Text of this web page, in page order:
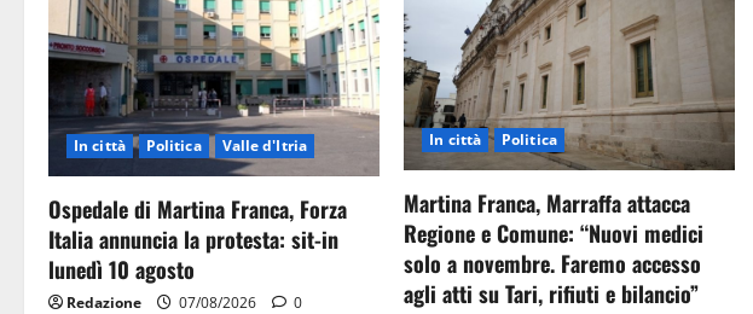
In città Politica Valle d'Itria
Ospedale di Martina Franca, Forza
Italia annuncia la protesta: sit-in
lunedì 10 agosto
Redazione 07/08/2026 0
In città Politica
Martina Franca, Marraffa attacca
Regione e Comune: “Nuovi medici
solo a novembre. Faremo accesso
agli atti su Tari, rifiuti e bilancio”